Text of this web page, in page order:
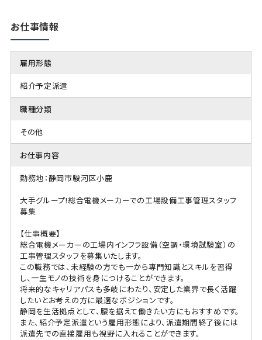
お仕事情報
雇用形態
紹介予定派遣
職種分類
その他
お仕事内容
勤務地：静岡市駿河区小鹿
大手グループ!総合電機メーカーでの工場設備工事管理スタッフ
募集
【仕事概要】
総合電機メーカーの工場内インフラ設備（空調・環境試験室）の
工事管理スタッフを募集いたします。
この職務では、未経験の方でも一から専門知識とスキルを習得
し、一生モノの技術を身につけることができます。
将来的なキャリアパスも多岐にわたり、安定した業界で長く活躍
したいとお考えの方に最適なポジションです。
静岡を生活拠点として、腰を据えて働きたい方にもおすすめです。
また、紹介予定派遣という雇用形態により、派遣期間終了後には
派遣先での直接雇用も視野に入れることができます。